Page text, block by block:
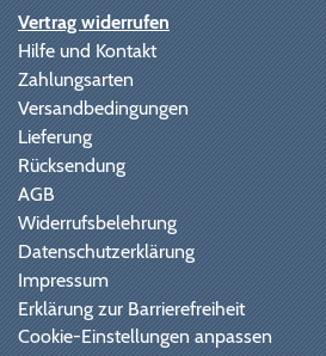
Vertrag widerrufen
Hilfe und Kontakt
Zahlungsarten
Versandbedingungen
Lieferung
Rücksendung
AGB
Widerrufsbelehrung
Datenschutzerklärung
Impressum
Erklärung zur Barrierefreiheit
Cookie-Einstellungen anpassen